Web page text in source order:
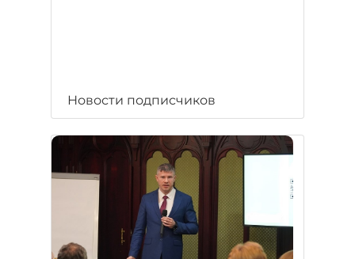
Новости подписчиков